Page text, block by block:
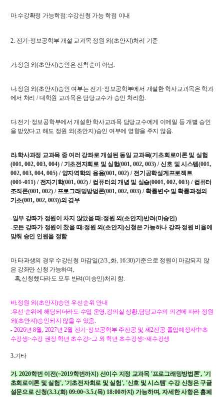
회고록
행사 사진
학부장 감사 인사
신임교수초빙
지원서 작성
마.수강확정 가능학점 :수강신청 가능 학점 이내
2. 전기 ·정보공학부 개설 교과목 정원 외(초안지)처리 기준
가.정원 외(초안지)승인은 선착순이 아님 .
나.정원 외(초안지)승인 여부는 전기 ·정보공학부에서 개설한 학사교과목은 학과
에서 처리 /대학원 교과목은 담당교수가 승인 처리함.
다.전기 ·정보공학부에서 개설한 학사교과목 담당교수에게 이메일 등 개별 승인
을 받았다고 해도 정원 외 (초안지 )승인 여부에 영향을 주지 않음.
라.학사과정 교과목 중 여러 강좌로 개설된 동일 교과목(기초회로이론 및 실험
(001, 002, 003, 004) /기초전자회로 및 실험(001, 002, 003) /신호 및 시스템(001,
002, 003, 004, 005) / 양자역학의 응용(001, 002) / 전기공학설계프로젝트
(001~011) / 전자기학(001, 002) / 컴퓨터의 개념 및 실습(0001, 002, 003) / 컴퓨터
조직론(001, 002) /프로그래밍방법론(001, 002, 003) /확률변수 및 확률과정의
기초(001, 002, 003))의 경우
-일부 강좌가 정원이 차지 않았을 때 :정원 외(초안지)반려(미승인)
-모든 강좌가 정원이 찼을 때:정원 외(초안지)신청은 가능하나 강좌 정원 비율에
맞춰 승인 인원을 정함
마.타과생의 경우 수강신청 마감일(2/3.,화, 16:30)기준으로 정원이 마감되지 않
은 강좌만 신청 가능하며,
혹,신청했다라도 모두 반려(미승인)처리 함.
바.정원 외(초안지)승인 우선순위 안내
:우선 순위에 해당되더라도 수업 운영,강의실 상황,담당교수의 의견에 따라 정원
외(초안지)승인되지 않을 수 있음.
- 2026년 8월, 2027년2월 전기 ·정보공학부 주전공 및 제2전공 졸업예정자中초
수강생>수강 권장 학년 초수강>그 외 학년 초수강생>재수강생
3.기타
가. 2020학번 이전(~2019학번까지 ) 선이수 지정 교과목 '프로그래밍방법론', '기
초회로이론 및 실험 ', '기초전자회로 및 실험 ', '신호 및 시스템' 수강 신청은 구글
설문으로 신청(3.3.(화) 09:00~3.5.(목) 18:00까지)가능하며,자세한 사항은 홈페